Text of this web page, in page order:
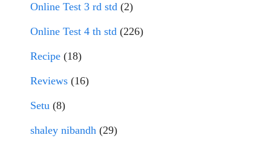
Online Test 3 rd std (2)
Online Test 4 th std (226)
Recipe (18)
Reviews (16)
Setu (8)
shaley nibandh (29)